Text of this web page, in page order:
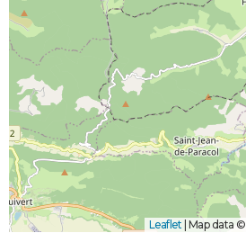
Leaflet Map data ©